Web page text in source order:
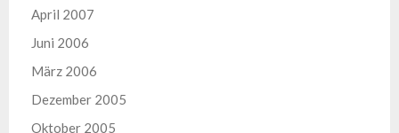
April 2007
Juni 2006
März 2006
Dezember 2005
Oktober 2005